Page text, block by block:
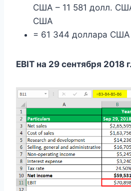
США – 11 581 долл.
США
= 61 344 доллара США
EBIT на 29 сентября 2018 г.